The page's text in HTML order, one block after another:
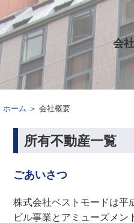
ー
会
ホーム ＞ 会社概要
所有不動産一覧
ごあいさつ
株式会社ベストモードは平
ビル事業とアミューズメン